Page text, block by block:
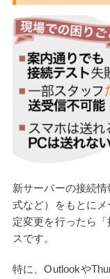
新サーバーの接続
式など）をもとに
定変更を行ったら
スです。
特に、Outlookや